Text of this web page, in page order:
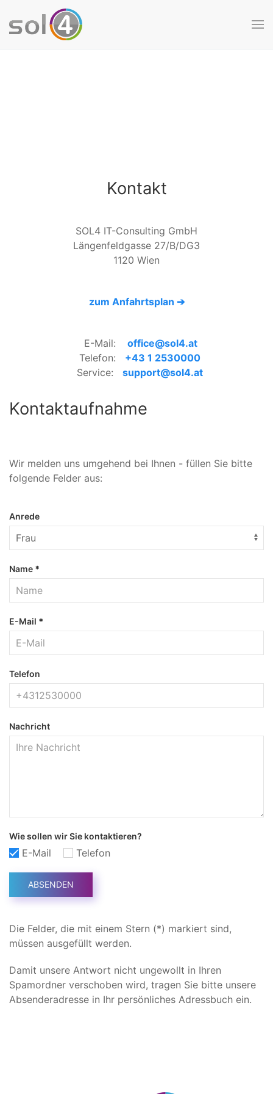
Zum Hauptinhalt springen
Kontakt
SOL4 IT-Consulting GmbH
Längenfeldgasse 27/B/DG3
1120 Wien
zum Anfahrtsplan ➔
E-Mail:
office@sol4.at
Telefon:
+43 1 2530000
Service:
support@sol4.at
Kontakt­aufnahme
Wir melden uns umgehend bei Ihnen - füllen Sie bitte
folgende Felder aus:
Anrede
Name *
E-Mail *
Telefon
Nachricht
Wie sollen wir Sie kontaktieren?
E-Mail Telefon
ABSENDEN
Die Felder, die mit einem Stern (*) markiert sind,
müssen ausgefüllt werden.
Damit unsere Antwort nicht ungewollt in Ihren
Spamordner verschoben wird, tragen Sie bitte unsere
Absenderadresse in Ihr persönliches Adressbuch ein.